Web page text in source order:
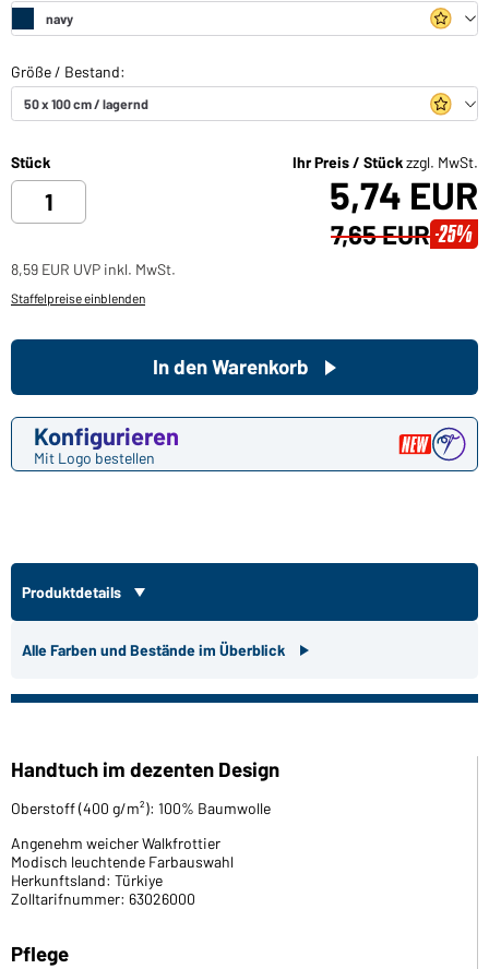
Stück Ihr Preis / Stückzzgl. MwSt.
5,74 EUR
7,65 EUR -25%
8,59 EUR UVP inkl. MwSt.
Staffelpreise einblenden
Konfigurieren
Mit Logo bestellen
In den Warenkorb
Produktdetails
Alle Farben und Bestände im Überblick
Handtuch im dezenten Design
Oberstoff (400 g/m²): 100% Baumwolle
Angenehm weicher Walkfrottier
Modisch leuchtende Farbauswahl
Herkunftsland: Türkiye
Zolltarifnummer: 63026000
Pflege